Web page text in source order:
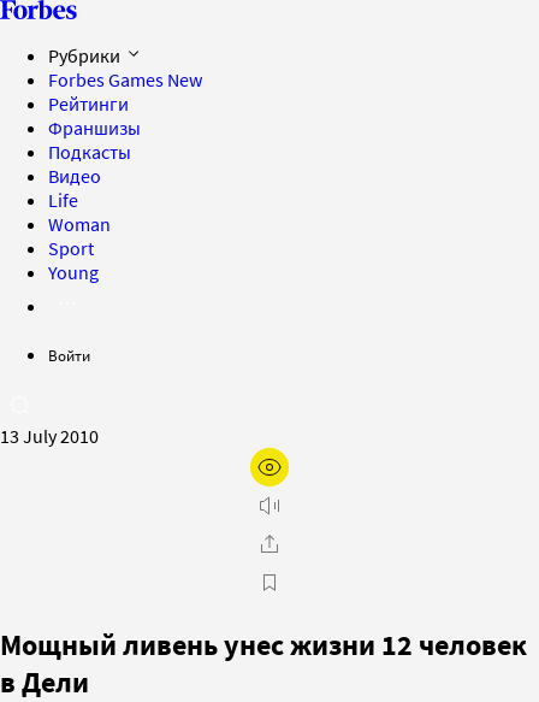
Рубрики
Forbes Games New
Рейтинги
Франшизы
Подкасты
Видео
Life
Woman
Sport
Young
Войти
13 July 2010
Мощный ливень унес жизни 12 человек
в Дели